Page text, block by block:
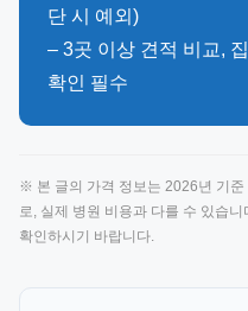
단 시 예외)
– 3곳 이상 견적 비교,
확인 필수
※ 본 글의 가격 정보는 2026년 기
로, 실제 병원 비용과 다를 수 있습
확인하시기 바랍니다.